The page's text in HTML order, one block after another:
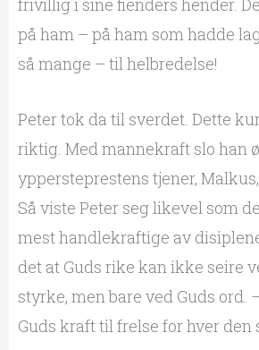
frivillig i sine fienders hender.
på ham – på ham som hadde
så mange – til helbredelse!
Peter tok da til sverdet. Dette
riktig. Med mannekraft slo han
yppersteprestens tjener,
Så viste Peter seg likevel som
mest handlekraftige av
det at Guds rike kan ikke seire
styrke, men bare ved Guds ord.
Guds kraft til frelse for hver den